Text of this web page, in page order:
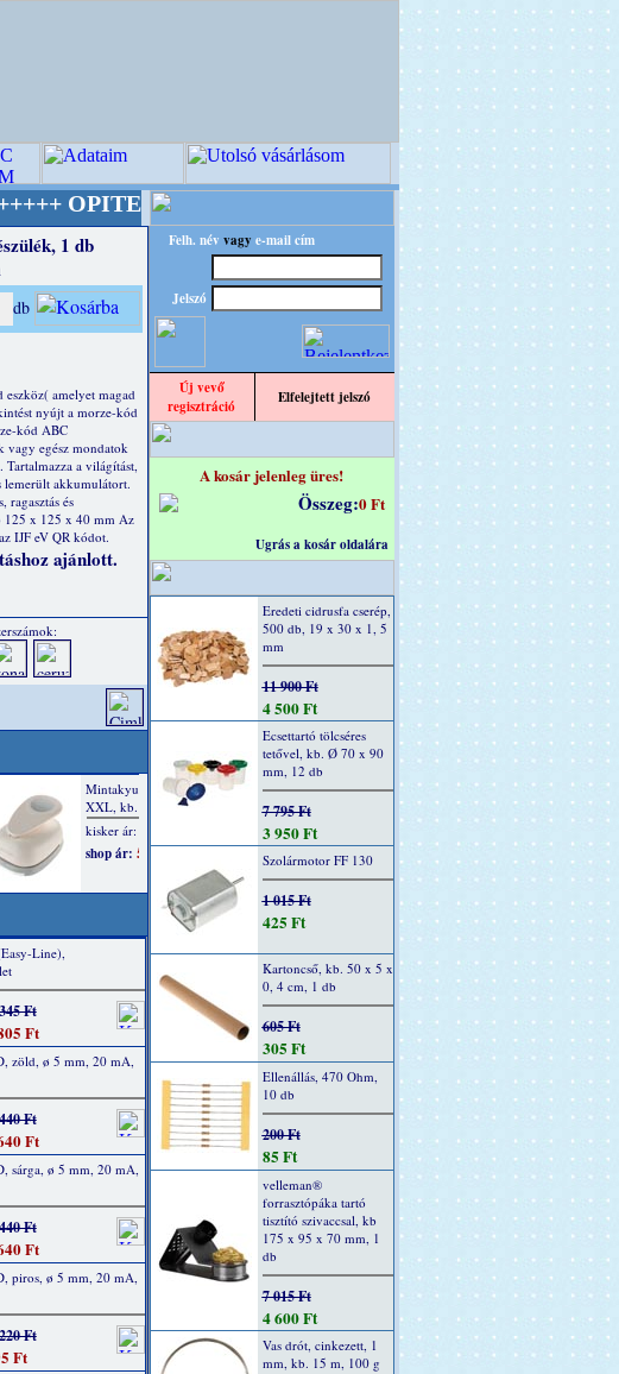
- A Kreatív Világ Mestere! +++++++ Oldalunkat
1 db
db
eszköz( amelyet magad
nyújt a morze-kód
kód ABC
vagy egész mondatok
a világítást,
lemerült akkumulátort.
ragasztás és
125 x 125 x 40 mm Az
IJF eV QR kódot.
ajánlott.
Line),
Ft
Ft
zöld, ø 5 mm, 20 mA,
Ft
Ft
sárga, ø 5 mm, 20 mA,
Ft
Ft
piros, ø 5 mm, 20 mA,
Ft
Ft
Felh. név vagy e-mail cím
Jelszó
Új vevő
regisztráció
Elfelejtett jelszó
A kosár jelenleg üres!
Összeg:0 Ft
Ugrás a kosár oldalára
Eredeti cidrusfa cserép,
500 db, 19 x 30 x 1, 5
mm
11 900 Ft
4 500 Ft
Ecsettartó tölcséres
tetővel, kb. Ø 70 x 90
mm, 12 db
7 795 Ft
3 950 Ft
Szolármotor FF 130
1 015 Ft
425 Ft
Kartoncső, kb. 50 x 5 x
0, 4 cm, 1 db
605 Ft
305 Ft
Ellenállás, 470 Ohm,
10 db
200 Ft
85 Ft
velleman®
forrasztópáka tartó
tisztító szivaccsal, kb
175 x 95 x 70 mm, 1
db
7 015 Ft
4 600 Ft
Vas drót, cinkezett, 1
mm, kb. 15 m, 100 g